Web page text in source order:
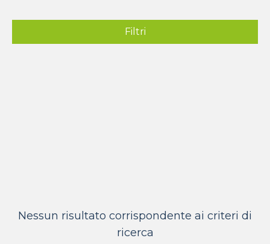
Filtri
Nessun risultato corrispondente ai criteri di
ricerca